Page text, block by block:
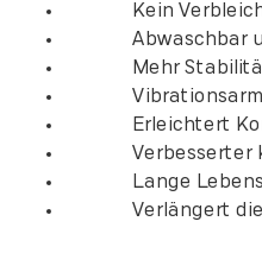
Kein
Abwaschbar
Mehr Stabilität
Vibrationsarme
Erleichtert
Verbesserter
Lange
Verlängert die